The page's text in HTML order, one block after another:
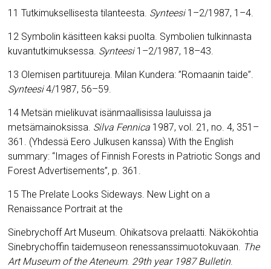
11 Tutkimuksellisesta tilanteesta. Synteesi1–2/1987, 1–4.
12 Symbolin käsitteen kaksi puolta. Symbolien tulkinnasta
kuvantutkimuksessa. Synteesi1–2/1987, 18–43.
13 Olemisen partituureja. Milan Kundera: ”Romaanin taide”.
Synteesi4/1987, 56–59.
14 Metsän mielikuvat isänmaallisissa lauluissa ja
metsämainoksissa. Silva Fennica 1987, vol. 21, no. 4, 351–
361. (Yhdessä Eero Julkusen kanssa) With the English
summary: “Images of Finnish Forests in Patriotic Songs and
Forest Advertisements”, p. 361.
15 The Prelate Looks Sideways. New Light on a
Renaissance Portrait at the
Sinebrychoff Art Museum. Ohikatsova prelaatti. Näkökohtia
Sinebrychoffin taidemuseon renessanssimuotokuvaan. The
Art Museum of the Ateneum. 29th year 1987 Bulletin.